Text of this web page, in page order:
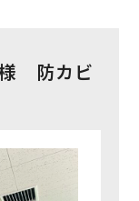
様 防カビ